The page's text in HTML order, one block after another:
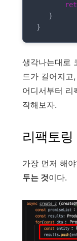
}
생각나는대로
드가 길어지고
어디서부터 리
작해보자.
리팩토링
가장 먼저 해
두는 것이다.